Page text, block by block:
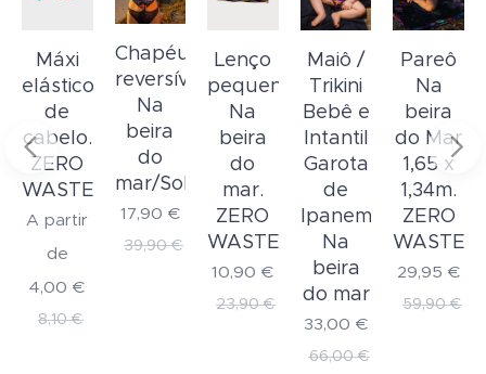
Máxi
elástico
de
cabelo.
ZERO
WASTE
A partir
de
4,00 €
8,10€
Chapéu
reversível
Na
beira
do
mar/Solar
17,90 €
39,90€
Lenço
pequeno
Na
beira
do
mar.
ZERO
WASTE
10,90 €
23,90€
Maiô /
Trikini
Bebê e
Intantil
Garota
de
Ipanema
Na
beira
do mar
33,00 €
66,00€
Pareô
Na
beira
do Mar
1,65 x
1,34m.
ZERO
WASTE
29,95 €
59,90€